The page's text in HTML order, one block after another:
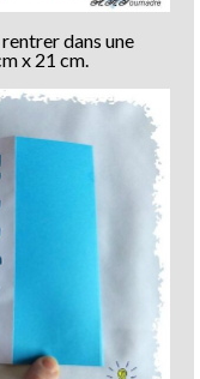
dans une
x 21 cm.